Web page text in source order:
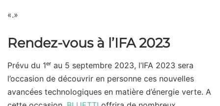
«.»
Rendez-vous à l’IFA 2023
Prévu du 1ᵉʳ au 5 septembre 2023, l’IFA 2023 sera
l’occasion de découvrir en personne ces nouvelles
avancées technologiques en matière d’énergie verte. A